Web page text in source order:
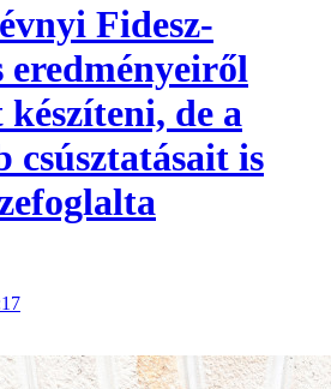
Fidesz-
eredményeiről
de a
csúsztatásait is